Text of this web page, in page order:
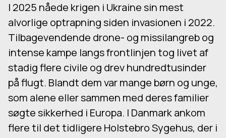
I 2025 nåede krigen i Ukraine sin mest
alvorlige optrapning siden invasionen i 2022.
Tilbagevendende drone- og missilangreb og
intense kampe langs frontlinjen tog livet af
stadig flere civile og drev hundredtusinder
på flugt. Blandt dem var mange børn og unge,
som alene eller sammen med deres familier
søgte sikkerhed i Europa. I Danmark ankom
flere til det tidligere Holstebro Sygehus, der i